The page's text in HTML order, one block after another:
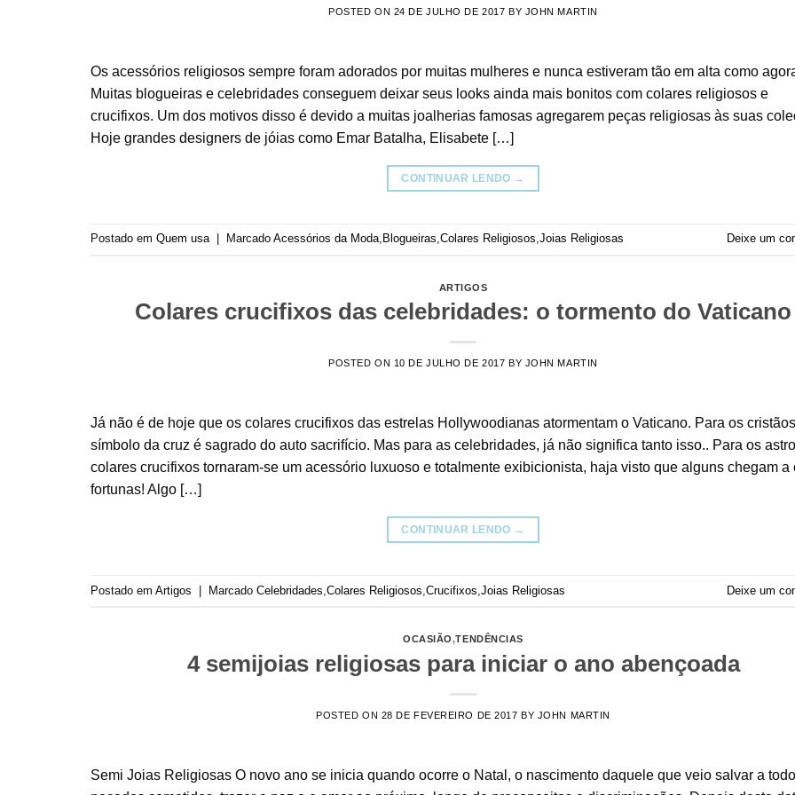
POSTED ON 24 DE JULHO DE 2017 BY JOHN MARTIN
Os acessórios religiosos sempre foram adorados por muitas mulheres e nunca estiveram tão em alta como
Muitas blogueiras e celebridades conseguem deixar seus looks ainda mais bonitos com colares religiosos e
crucifixos. Um dos motivos disso é devido a muitas joalherias famosas agregarem peças religiosas às suas
Hoje grandes designers de jóias como Emar Batalha, Elisabete […]
CONTINUAR LENDO →
Postado em Quem usa Marcado Acessórios da Moda, Blogueiras,Colares Religiosos,Joias Religiosas Deixe um
ARTIGOS
Colares crucifixos das celebridades: o tormento do Vaticano
POSTED ON 10 DE JULHO DE 2017 BY JOHN MARTIN
Já não é de hoje que os colares crucifixos das estrelas Hollywoodianas atormentam o Vaticano. Para os
símbolo da cruz é sagrado do auto sacrifício. Mas para as celebridades, já não significa tanto isso.. Para os
colares crucifixos tornaram-se um acessório luxuoso e totalmente exibicionista, haja visto que alguns chegam a
fortunas! Algo […]
CONTINUAR LENDO →
Postado em Artigos Marcado Celebridades Colares Religiosos Crucifixos Joias Religiosas Deixe um
OCASIÃO,TENDÊNCIAS
4 semijoias religiosas para iniciar o ano abençoada
POSTED ON 28 DE FEVEREIRO DE 2017 BY JOHN MARTIN
Semi Joias Religiosas O novo ano se inicia quando ocorre o Natal, o nascimento daquele que veio salvar a